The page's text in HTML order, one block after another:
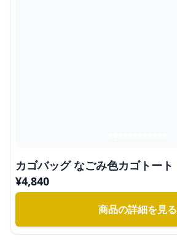
カゴバッグ なごみ色カゴトート
¥4,840
商品の詳細を見る